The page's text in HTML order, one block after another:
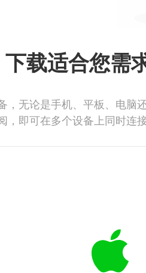
下载适合您需
，无论是手机、平板、电脑
，即可在多个设备上同时连